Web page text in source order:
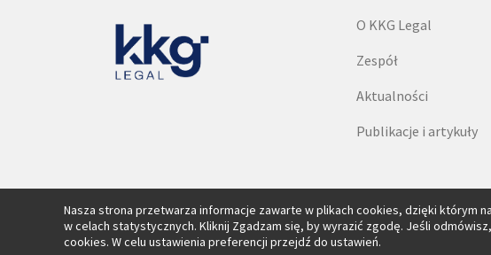
Nasza strona przetwarza informacje zawarte w plikach cookies, dzięki którym
w celach statystycznych. Kliknij Zgadzam się, by wyrazić zgodę. Jeśli
cookies. W celu ustawienia preferencji przejdź do ustawień.
O KKG Legal
Zespół
Aktualności
Publikacje i artykuły
© 2026